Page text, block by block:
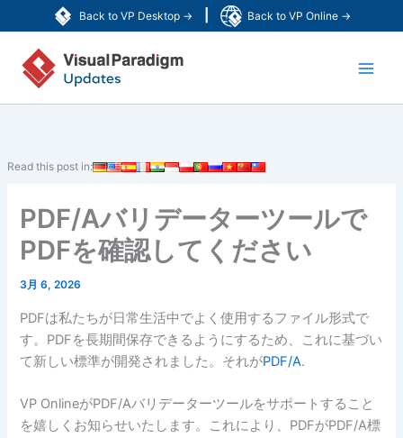
Back to VP Desktop → Back to VP Online →
容
Read this post in:
PDF/Aバリデーターツールで
PDFを確認してください
3月 6, 2026
PDFは私たちが日常生活中でよく使用するファイル形式で
す。PDFを長期間保存できるようにするため、これに基づい
て新しい標準が開発されました。それがPDF/A.
VP OnlineがPDF/Aバリデーターツールをサポートすること
を嬉しくお知らせいたします。これにより、PDFがPDF/A標